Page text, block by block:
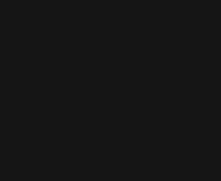
✔️ Đảm bảo
✔️ Hạn chế